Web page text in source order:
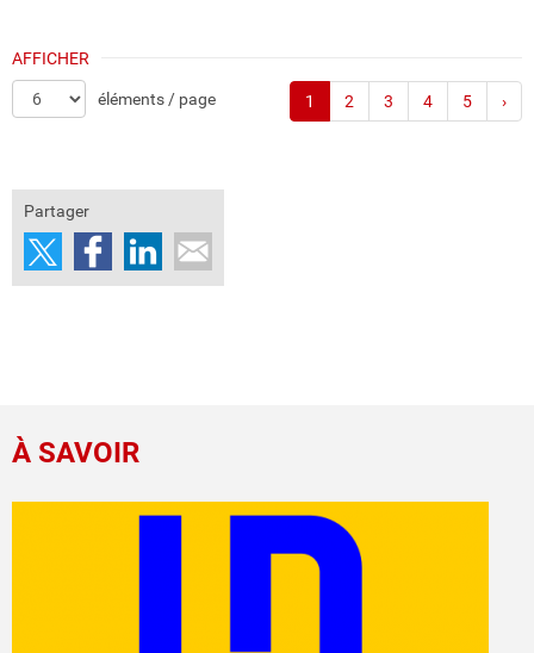
1 2 3 4 5 ›
AFFICHER
éléments / page
Partager
À SAVOIR